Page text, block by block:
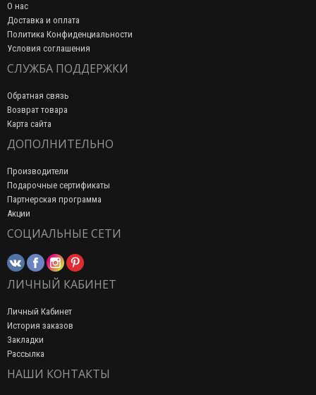
О нас
Доставка и оплата
Политика Конфиденциальности
Условия соглашения
СЛУЖБА ПОДДЕРЖКИ
Обратная связь
Возврат товара
Карта сайта
ДОПОЛНИТЕЛЬНО
Производители
Подарочные сертификаты
Партнерская программа
Акции
СОЦИАЛЬНЫЕ СЕТИ
ЛИЧНЫЙ КАБИНЕТ
Личный Кабинет
История заказов
Закладки
Рассылка
НАШИ КОНТАКТЫ